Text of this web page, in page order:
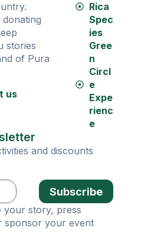
donating
stories
of Pura
us
Rica
Spec
ies
Gree
n
Circl
e
Expe
rienc
e
and discounts
Subscribe
your story, press
sponsor your event